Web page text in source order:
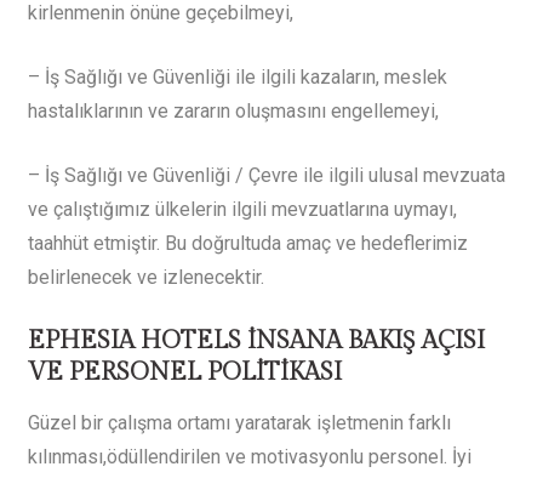
kirlenmenin önüne geçebilmeyi,
– İş Sağlığı ve Güvenliği ile ilgili kazaların, meslek
hastalıklarının ve zararın oluşmasını engellemeyi,
– İş Sağlığı ve Güvenliği / Çevre ile ilgili ulusal mevzuata
ve çalıştığımız ülkelerin ilgili mevzuatlarına uymayı,
taahhüt etmiştir. Bu doğrultuda amaç ve hedeflerimiz
belirlenecek ve izlenecektir.
EPHESIA HOTELS İNSANA BAKIŞ AÇISI
VE PERSONEL POLİTİKASI
Güzel bir çalışma ortamı yaratarak işletmenin farklı
kılınması,ödüllendirilen ve motivasyonlu personel. İyi